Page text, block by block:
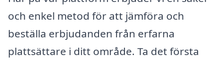
och enkel metod för att jämföra och
beställa erbjudanden från erfarna
plattsättare i ditt område. Ta det första